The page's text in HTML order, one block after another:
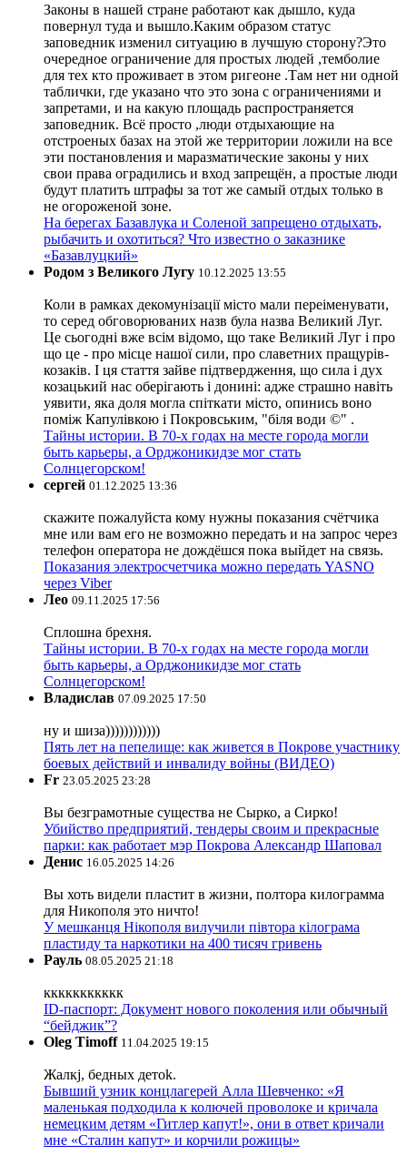
Законы в нашей стране работают как дышло, куда
повернул туда и вышло.Каким образом статус
заповедник изменил ситуацию в лучшую сторону?Это
очередное ограничение для простых людей ,темболие
для тех кто проживает в этом ригеоне .Там нет ни одной
таблички, где указано что это зона с ограничениями и
запретами, и на какую площадь распространяется
заповедник. Всё просто ,люди отдыхающие на
отстроеных базах на этой же территории ложили на все
эти постановления и маразматические законы у них
свои права оградились и вход запрещён, а простые люди
будут платить штрафы за тот же самый отдых только в
не огороженой зоне.
На берегах Базавлука и Соленой запрещено отдыхать,
рыбачить и охотиться? Что известно о заказнике
«Базавлуцкий»
Родом з Великого Лугу 10.12.2025 13:55
Коли в рамках декомунізації місто мали переіменувати,
то серед обговорюваних назв була назва Великий Луг.
Це сьогодні вже всім відомо, що таке Великий Луг і про
що це - про місце нашої сили, про славетних пращурів-
козаків. І ця стаття зайве підтвердження, що сила і дух
козацький нас оберігають і донині: адже страшно навіть
уявити, яка доля могла спіткати місто, опинись воно
поміж Капулівкою і Покровським, "біля води ©" .
Тайны истории. В 70-х годах на месте города могли
быть карьеры, а Орджоникидзе мог стать
Солнцегорском!
сергей 01.12.2025 13:36
скажите пожалуйста кому нужны показания счётчика
мне или вам его не возможно передать и на запрос через
телефон оператора не дождёшся пока выйдет на связь.
Показания электросчетчика можно передать YASNO
через Viber
Лео 09.11.2025 17:56
Сплошна брехня.
Тайны истории. В 70-х годах на месте города могли
быть карьеры, а Орджоникидзе мог стать
Солнцегорском!
Владислав 07.09.2025 17:50
ну и шиза))))))))))))
Пять лет на пепелище: как живется в Покрове участнику
боевых действий и инвалиду войны (ВИДЕО)
Fr 23.05.2025 23:28
Вы безграмотные существа не Сырко, а Сирко!
Убийство предприятий, тендеры своим и прекрасные
парки: как работает мэр Покрова Александр Шаповал
Денис 16.05.2025 14:26
Вы хоть видели пластит в жизни, полтора килограмма
для Никополя это ничто!
У мешканця Нікополя вилучили півтора кілограма
пластиду та наркотики на 400 тисяч гривень
Рауль 08.05.2025 21:18
ккккккккккк
ID-паспорт: Документ нового поколения или обычный
“бейджик”?
Oleg Timoff 11.04.2025 19:15
Жалкj, бедных детok.
Бывший узник концлагерей Алла Шевченко: «Я
маленькая подходила к колючей проволоке и кричала
немецким детям «Гитлер капут!», они в ответ кричали
мне «Сталин капут» и корчили рожицы»